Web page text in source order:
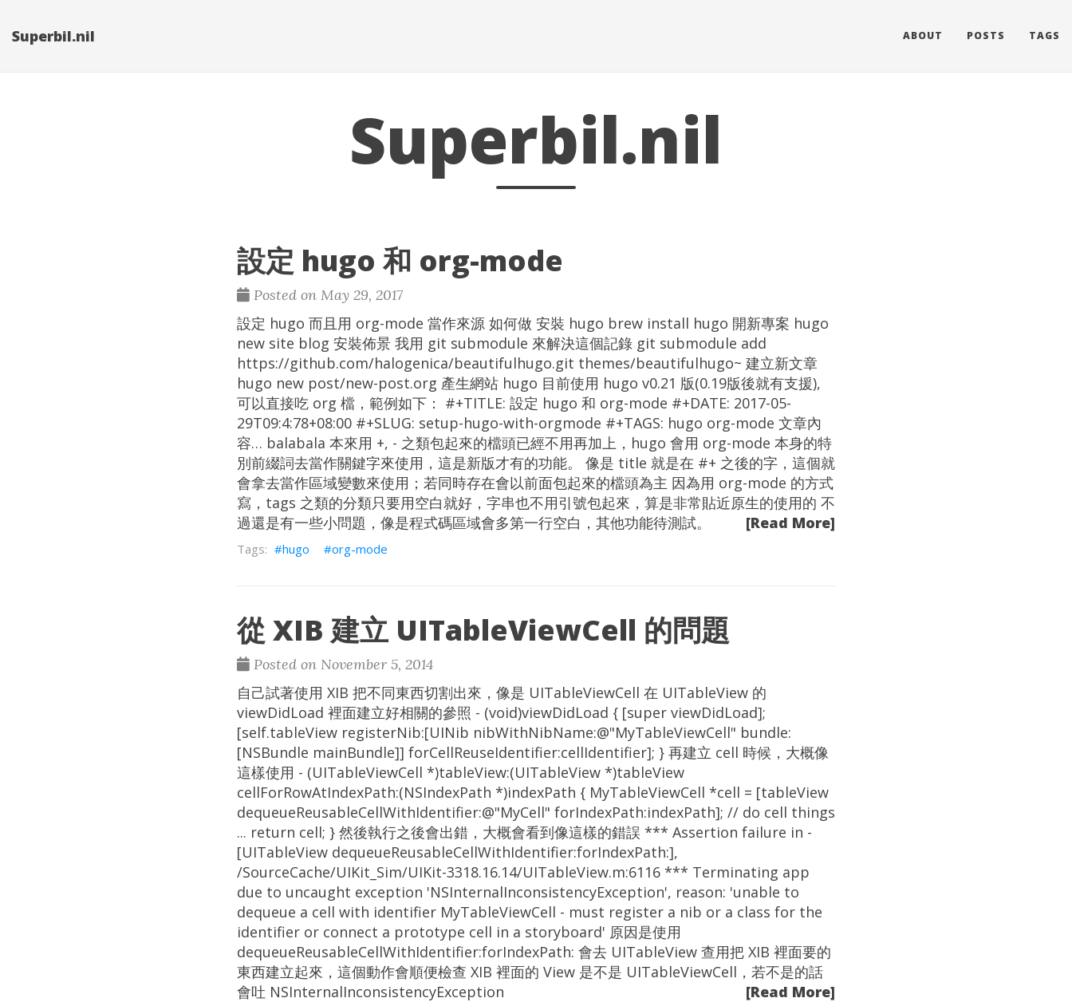
Superbil.nil ABOUT POSTS TAGS
Superbil.nil
設定 hugo 和 org-mode
Posted on May 29, 2017
設定 hugo 而且用 org-mode 當作來源 如何做 安裝 hugo brew install hugo 開新專案 hugo
new site blog 安裝佈景 我用 git submodule 來解決這個記錄 git submodule add
https://github.com/halogenica/beautifulhugo.git themes/beautifulhugo~ 建立新文章
hugo new post/new-post.org 產生網站 hugo 目前使用 hugo v0.21 版(0.19版後就有支援),
可以直接吃 org 檔，範例如下： #+TITLE: 設定 hugo 和 org-mode #+DATE: 2017-05-
29T09:4:78+08:00 #+SLUG: setup-hugo-with-orgmode #+TAGS: hugo org-mode 文章內
容… balabala 本來用 +, - 之類包起來的檔頭已經不用再加上，hugo 會用 org-mode 本身的特
別前綴詞去當作關鍵字來使用，這是新版才有的功能。 像是 title 就是在 #+ 之後的字，這個就
會拿去當作區域變數來使用；若同時存在會以前面包起來的檔頭為主 因為用 org-mode 的方式
寫，tags 之類的分類只要用空白就好，字串也不用引號包起來，算是非常貼近原生的使用的 不
過還是有一些小問題，像是程式碼區域會多第一行空白，其他功能待測試。
[Read More]
hugo org-mode
從 XIB 建立 UITableViewCell 的問題
Posted on November 5, 2014
自己試著使用 XIB 把不同東西切割出來，像是 UITableViewCell 在 UITableView 的
viewDidLoad 裡面建立好相關的參照 - (void)viewDidLoad { [super viewDidLoad];
[self.tableView registerNib:[UINib nibWithNibName:@"MyTableViewCell" bundle:
[NSBundle mainBundle]] forCellReuseIdentifier:cellIdentifier]; } 再建立 cell 時候，大概像
這樣使用 - (UITableViewCell *)tableView:(UITableView *)tableView
cellForRowAtIndexPath:(NSIndexPath *)indexPath { MyTableViewCell *cell = [tableView
dequeueReusableCellWithIdentifier:@"MyCell" forIndexPath:indexPath]; // do cell things
... return cell; } 然後執行之後會出錯，大概會看到像這樣的錯誤 *** Assertion failure in -
[UITableView dequeueReusableCellWithIdentifier:forIndexPath:],
/SourceCache/UIKit_Sim/UIKit-3318.16.14/UITableView.m:6116 *** Terminating app
due to uncaught exception 'NSInternalInconsistencyException', reason: 'unable to
dequeue a cell with identifier MyTableViewCell - must register a nib or a class for the
identifier or connect a prototype cell in a storyboard' 原因是使用
dequeueReusableCellWithIdentifier:forIndexPath: 會去 UITableView 查用把 XIB 裡面要的
東西建立起來，這個動作會順便檢查 XIB 裡面的 View 是不是 UITableViewCell，若不是的話
會吐 NSInternalInconsistencyException
[Read More]